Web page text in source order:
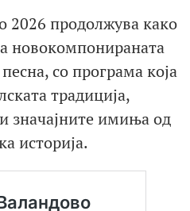
2026 продолжува како
новокомпонираната
со програма која
традиција,
значајните имиња од
историја.